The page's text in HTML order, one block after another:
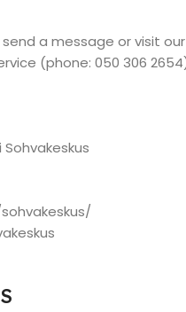
a message or visit
(phone: 050 306